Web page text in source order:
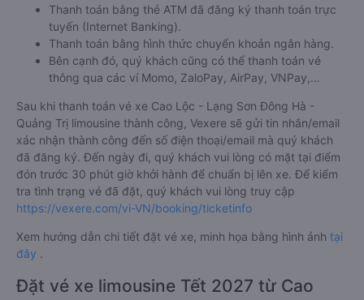
Thanh toán bằng thẻ ATM đã đăng ký thanh toán trực
tuyến (Internet Banking).
Thanh toán bằng hình thức chuyển khoản ngân hàng.
Bên cạnh đó, quý khách cũng có thể thanh toán vé
thông qua các ví Momo, ZaloPay, AirPay, VNPay,…
Sau khi thanh toán vé xe Cao Lộc - Lạng Sơn Đông Hà -
Quảng Trị limousine thành công, Vexere sẽ gửi tin nhắn/email
xác nhận thành công đến số điện thoại/email mà quý khách
đã đăng ký. Đến ngày đi, quý khách vui lòng có mặt tại điểm
đón trước 30 phút giờ khởi hành để chuẩn bị lên xe. Để kiểm
tra tình trạng vé đã đặt, quý khách vui lòng truy cập
https://vexere.com/vi-VN/booking/ticketinfo
Xem hướng dẫn chi tiết đặt vé xe, minh họa bằng hình ảnh tại
đây .
Đặt vé xe limousine Tết 2027 từ Cao